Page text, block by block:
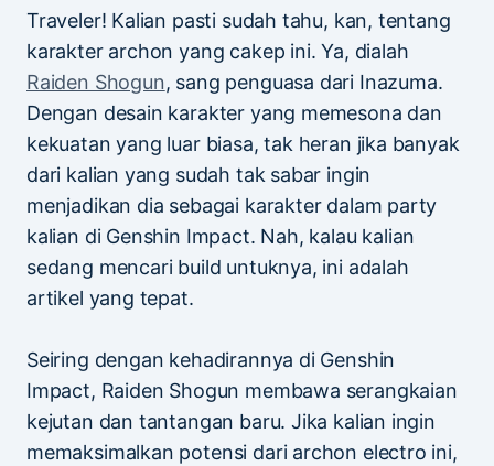
Traveler! Kalian pasti sudah tahu, kan, tentang
karakter archon yang cakep ini. Ya, dialah
Raiden Shogun, sang penguasa dari Inazuma.
Dengan desain karakter yang memesona dan
kekuatan yang luar biasa, tak heran jika banyak
dari kalian yang sudah tak sabar ingin
menjadikan dia sebagai karakter dalam party
kalian di Genshin Impact. Nah, kalau kalian
sedang mencari build untuknya, ini adalah
artikel yang tepat.
Seiring dengan kehadirannya di Genshin
Impact, Raiden Shogun membawa serangkaian
kejutan dan tantangan baru. Jika kalian ingin
memaksimalkan potensi dari archon electro ini,